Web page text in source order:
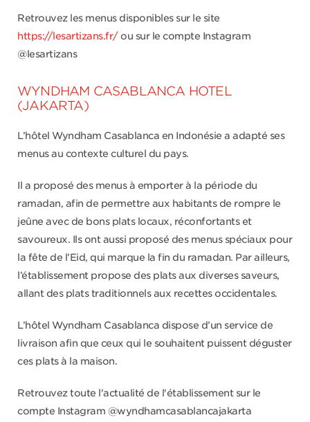
Retrouvez les menus disponibles sur le site
https://lesartizans.fr/ ou sur le compte Instagram
@lesartizans
WYNDHAM CASABLANCA HOTEL
(JAKARTA)
L’hôtel Wyndham Casablanca en Indonésie a adapté ses
menus au contexte culturel du pays.
Il a proposé des menus à emporter à la période du
ramadan, afin de permettre aux habitants de rompre le
jeûne avec de bons plats locaux, réconfortants et
savoureux. Ils ont aussi proposé des menus spéciaux pour
la fête de l’Eid, qui marque la fin du ramadan. Par ailleurs,
l’établissement propose des plats aux diverses saveurs,
allant des plats traditionnels aux recettes occidentales.
L’hôtel Wyndham Casablanca dispose d’un service de
livraison afin que ceux qui le souhaitent puissent déguster
ces plats à la maison.
Retrouvez toute l'actualité de l'établissement sur le
compte Instagram @wyndhamcasablancajakarta